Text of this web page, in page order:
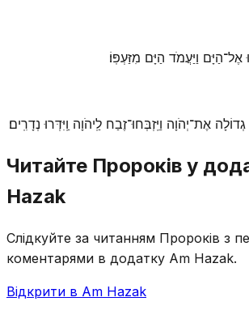
אֶל־הַיָּם וַיַּעֲמֹד הַיָּם מִזַּעְפּֽוֹ׃
אֶת־יְהֹוָה וַיִּֽזְבְּחוּ־זֶבַח לַֽיהֹוָה וַֽיִּדְּרוּ נְדָרִֽים׃
Читайте Пророків у
Hazak
Слідкуйте за читанням Пророків з
коментарями в додатку Am Hazak.
Відкрити в Am Hazak